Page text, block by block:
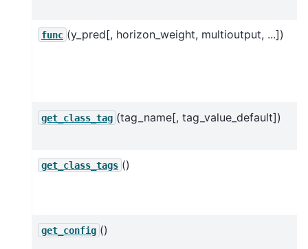
func (y_pred[, horizon_weight, multioutput, ...])
get_class_tag (tag_name[, tag_value_default])
get_class_tags ()
get_config ()